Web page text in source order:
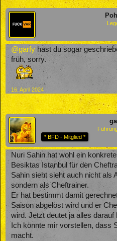
@garfy hast du sogar
früh, sorry.
16. April 2024
* BFD - Mitglied *
Nuri Sahin hat wohl ein
Besiktas Istanbul für den
Sahin sieht sieht auch nicht als
sondern als Cheftrainer.
Er hat bestimmt damit
Saison abgelöst wird und er
wird. Jetzt deutet ja alles darauf
Ich könnte mir vorstellen, dass
macht.